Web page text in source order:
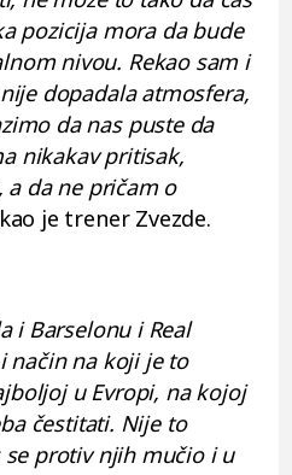
pozicija mora da bude
nivou. Rekao sam i
dopadala atmosfera,
da nas puste da
nikakav pritisak,
da ne pričam o
je trener Zvezde.
i Barselonu i Real
način na koji je to
u Evropi, na kojoj
čestitati. Nije to
protiv njih mučio i u